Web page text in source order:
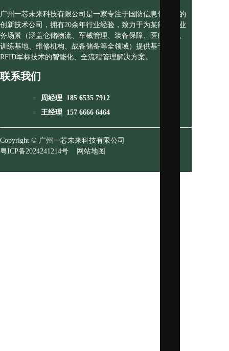
广州一芯未来科技有限公司是一家专注于国防信息化建设的
创新技术公司，拥有20余年行业经验，致力于为某部各类业
务场景（涵盖仓储物流、军械管理、装备保障、医疗卫勤、
训练基地、维修机构、战备储备等全领域）提供基于国产
RFID军标技术的智能化、全流程管理解决方案。
联系我们
周经理 185 6535 7912
王经理 157 6666 6464
Copyright © 广州一芯未来科技有限公司
粤ICP备2024241214号
网站地图